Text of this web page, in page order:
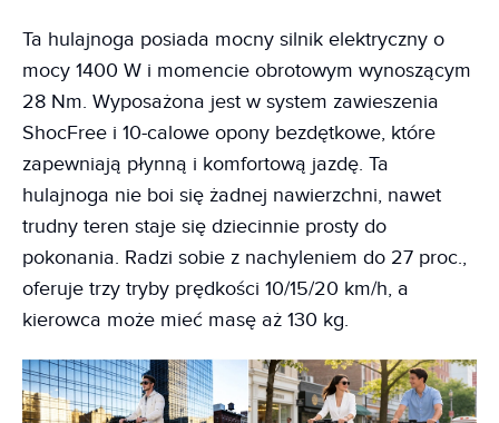
Ta hulajnoga posiada mocny silnik elektryczny o
mocy 1400 W i momencie obrotowym wynoszącym
28 Nm. Wyposażona jest w system zawieszenia
ShocFree i 10-calowe opony bezdętkowe, które
zapewniają płynną i komfortową jazdę. Ta
hulajnoga nie boi się żadnej nawierzchni, nawet
trudny teren staje się dziecinnie prosty do
pokonania. Radzi sobie z nachyleniem do 27 proc.,
oferuje trzy tryby prędkości 10/15/20 km/h, a
kierowca może mieć masę aż 130 kg.